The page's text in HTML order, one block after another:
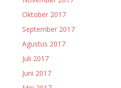
Oktober 2017
September 2017
Agustus 2017
Juli 2017
Juni 2017